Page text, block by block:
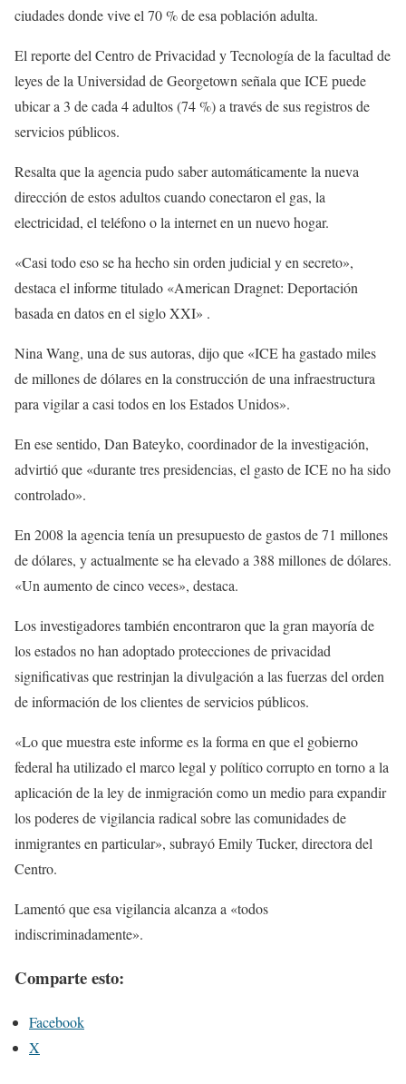
ciudades donde vive el 70 % de esa población adulta.
El reporte del Centro de Privacidad y Tecnología de la facultad de
leyes de la Universidad de Georgetown señala que ICE puede
ubicar a 3 de cada 4 adultos (74 %) a través de sus registros de
servicios públicos.
Resalta que la agencia pudo saber automáticamente la nueva
dirección de estos adultos cuando conectaron el gas, la
electricidad, el teléfono o la internet en un nuevo hogar.
«Casi todo eso se ha hecho sin orden judicial y en secreto»,
destaca el informe titulado «American Dragnet: Deportación
basada en datos en el siglo XXI» .
Nina Wang, una de sus autoras, dijo que «ICE ha gastado miles
de millones de dólares en la construcción de una infraestructura
para vigilar a casi todos en los Estados Unidos».
En ese sentido, Dan Bateyko, coordinador de la investigación,
advirtió que «durante tres presidencias, el gasto de ICE no ha sido
controlado».
En 2008 la agencia tenía un presupuesto de gastos de 71 millones
de dólares, y actualmente se ha elevado a 388 millones de dólares.
«Un aumento de cinco veces», destaca.
Los investigadores también encontraron que la gran mayoría de
los estados no han adoptado protecciones de privacidad
significativas que restrinjan la divulgación a las fuerzas del orden
de información de los clientes de servicios públicos.
«Lo que muestra este informe es la forma en que el gobierno
federal ha utilizado el marco legal y político corrupto en torno a la
aplicación de la ley de inmigración como un medio para expandir
los poderes de vigilancia radical sobre las comunidades de
inmigrantes en particular», subrayó Emily Tucker, directora del
Centro.
Lamentó que esa vigilancia alcanza a «todos
indiscriminadamente».
Comparte esto:
Facebook
X